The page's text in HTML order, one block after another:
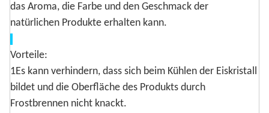
das Aroma, die Farbe und den Geschmack der
natürlichen Produkte erhalten kann.
Vorteile:
1Es kann verhindern, dass sich beim Kühlen der Eiskristall
bildet und die Oberfläche des Produkts durch
Frostbrennen nicht knackt.